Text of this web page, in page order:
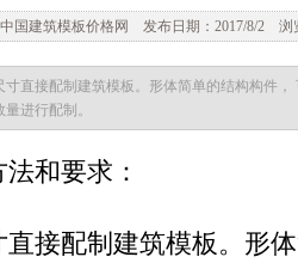
国建筑模板价格网 发布日期：2017/8/2 浏
直接配制建筑模板。形体简单的结构构件
进行配制。
和要求：
接配制建筑模板。形